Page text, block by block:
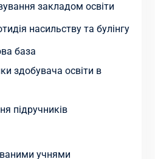
закладом освіти
насильству та булінгу
база
здобувача освіти в
підручників
учнями